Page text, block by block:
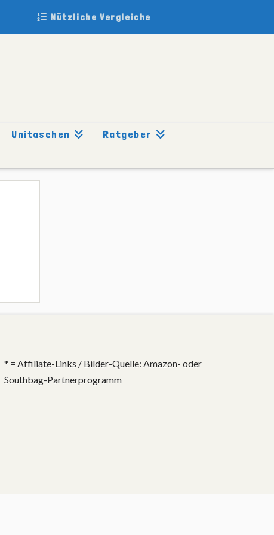
Nützliche Vergleiche
Unitaschen
Ratgeber
* = Affiliate-Links / Bilder-Quelle: Amazon- oder
Southbag-Partnerprogramm